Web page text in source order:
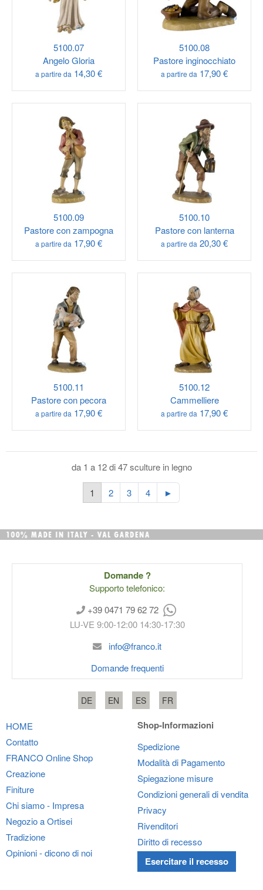
5100.07
Angelo Gloria
a partire da 14,30 €
5100.08
Pastore inginocchiato
a partire da 17,90 €
5100.09
Pastore con zampogna
a partire da 17,90 €
5100.10
Pastore con lanterna
a partire da 20,30 €
5100.11
Pastore con pecora
a partire da 17,90 €
5100.12
Cammelliere
a partire da 17,90 €
da 1 a 12 di 47 sculture in legno
1 2 3 4 ►
Domande ?
Supporto telefonico:
+39 0471 79 62 72
LU-VE 9:00-12:00 14:30-17:30
info@franco.it
Domande frequenti
DE EN ES FR
HOME
Contatto
FRANCO Online Shop
Creazione
Finiture
Chi siamo - Impresa
Negozio a Ortisei
Tradizione
Opinioni - dicono di noi
Shop-Informazioni
Spedizione
Modalità di Pagamento
Spiegazione misure
Condizioni generali di vendita
Privacy
Rivenditori
Diritto di recesso
Esercitare il recesso